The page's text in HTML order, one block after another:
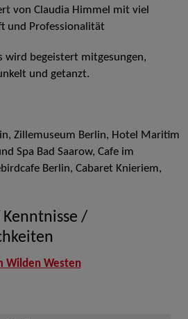
von Claudia Himmel mit viel
und Professionalität
wird begeistert mitgesungen,
und getanzt.
Zillemuseum Berlin, Hotel Maritim
Spa Bad Saarow, Cafe im
Berlin, Cabaret Knieriem,
/
Wilden Westen